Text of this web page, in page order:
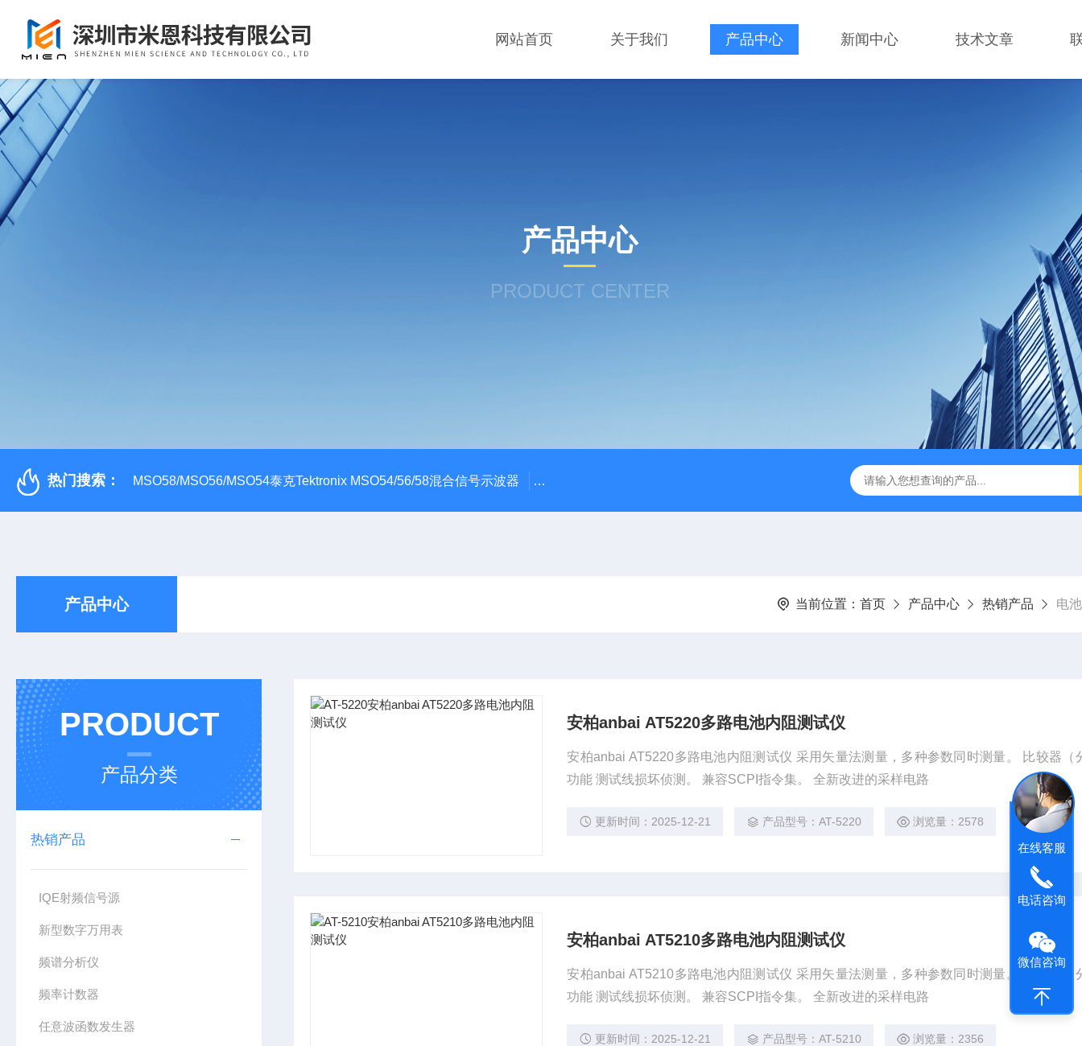
网站首页 关于我们 产品中心 新闻中心 技术文章
产品中心
PRODUCT CENTER
热门搜索： MSO58/MSO56/MSO54泰克Tektronix MSO54/56/58混合信号示波器 ME045/ME085/ME150PCB TDR特性阻抗测试仪 3380/3380P/3380D致茂Chroma 3380/
产品中心 当前位置： 首页 产品中心 热销产品 电
PRODUCT
产品分类
热销产品
IQE射频信号源
新型数字万用表
频谱分析仪
频率计数器
任意波函数发生器
安柏anbai AT5220多路电池内阻测试仪
安柏anbai AT5220多路电池内阻测试仪 采用矢量法测量，多种参数同时测量。 比较器（
功能 测试线损坏侦测。 兼容SCPI指令集。 全新改进的采样电路
更新时间：2025-12-21 产品型号：AT-5220 浏览量：2578
安柏anbai AT5210多路电池内阻测试仪
安柏anbai AT5210多路电池内阻测试仪 采用矢量法测量，多种参数同时测量。 比较器（
功能 测试线损坏侦测。 兼容SCPI指令集。 全新改进的采样电路
更新时间：2025-12-21 产品型号：AT-5210 浏览量：2356
在线客服
电话咨询
微信咨询